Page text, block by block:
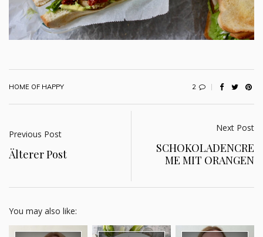
HOME OF HAPPY 2
Previous Post
Älterer Post
Next Post
SCHOKOLADENCRE
ME MIT ORANGEN
You may also like: